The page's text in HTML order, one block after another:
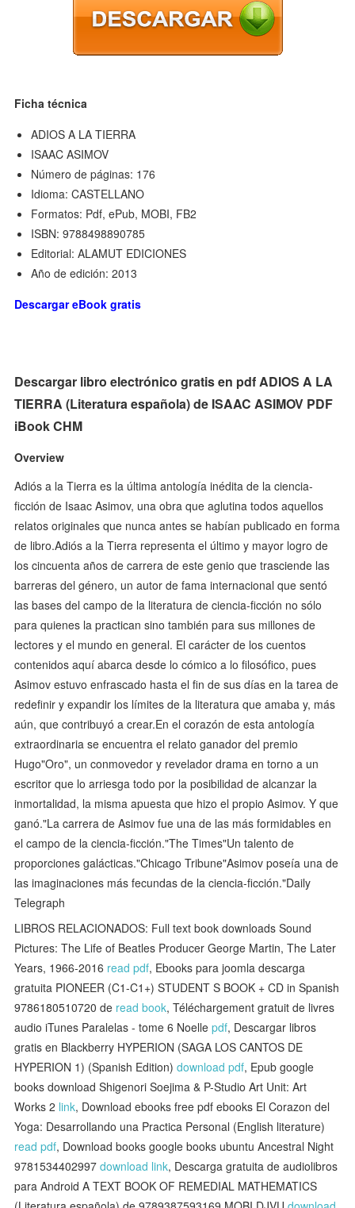
Ficha técnica
ADIOS A LA TIERRA
ISAAC ASIMOV
Número de páginas: 176
Idioma: CASTELLANO
Formatos: Pdf, ePub, MOBI, FB2
ISBN: 9788498890785
Editorial: ALAMUT EDICIONES
Año de edición: 2013
Descargar eBook gratis
Descargar libro electrónico gratis en pdf ADIOS A LA
TIERRA (Literatura española) de ISAAC ASIMOV PDF
iBook CHM
Overview
Adiós a la Tierra es la última antología inédita de la ciencia-
ficción de Isaac Asimov, una obra que aglutina todos aquellos
relatos originales que nunca antes se habían publicado en forma
de libro.Adiós a la Tierra representa el último y mayor logro de
los cincuenta años de carrera de este genio que trasciende las
barreras del género, un autor de fama internacional que sentó
las bases del campo de la literatura de ciencia-ficción no sólo
para quienes la practican sino también para sus millones de
lectores y el mundo en general. El carácter de los cuentos
contenidos aquí abarca desde lo cómico a lo filosófico, pues
Asimov estuvo enfrascado hasta el fin de sus días en la tarea de
redefinir y expandir los límites de la literatura que amaba y, más
aún, que contribuyó a crear.En el corazón de esta antología
extraordinaria se encuentra el relato ganador del premio
Hugo"Oro", un conmovedor y revelador drama en torno a un
escritor que lo arriesga todo por la posibilidad de alcanzar la
inmortalidad, la misma apuesta que hizo el propio Asimov. Y que
ganó."La carrera de Asimov fue una de las más formidables en
el campo de la ciencia-ficción."The Times"Un talento de
proporciones galácticas."Chicago Tribune"Asimov poseía una de
las imaginaciones más fecundas de la ciencia-ficción."Daily
Telegraph
LIBROS RELACIONADOS: Full text book downloads Sound
Pictures: The Life of Beatles Producer George Martin, The Later
Years, 1966-2016 read pdf, Ebooks para joomla descarga
gratuita PIONEER (C1-C1+) STUDENT S BOOK + CD in Spanish
9786180510720 de read book, Téléchargement gratuit de livres
audio iTunes Paralelas - tome 6 Noellepdf, Descargar libros
gratis en Blackberry HYPERION (SAGA LOS CANTOS DE
HYPERION 1) (Spanish Edition)download pdf, Epub google
books download Shigenori Soejima & P-Studio Art Unit: Art
Works 2 link, Download ebooks free pdf ebooks El Corazon del
Yoga: Desarrollando una Practica Personal (English literature)
read pdf, Download books google books ubuntu Ancestral Night
9781534402997download link, Descarga gratuita de audiolibros
para Android A TEXT BOOK OF REMEDIAL MATHEMATICS